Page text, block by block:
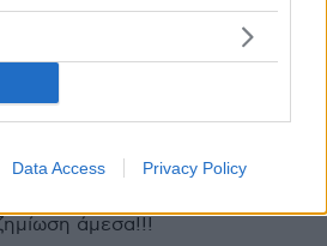
Data Access Privacy Policy
νομικά κατά του πολεμικού
άμεσα!!!